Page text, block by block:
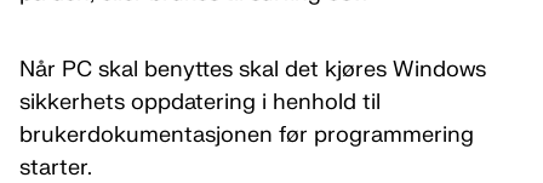
Når PC skal benyttes skal det kjøres Windows
sikkerhets oppdatering i henhold til
brukerdokumentasjonen før programmering
starter.